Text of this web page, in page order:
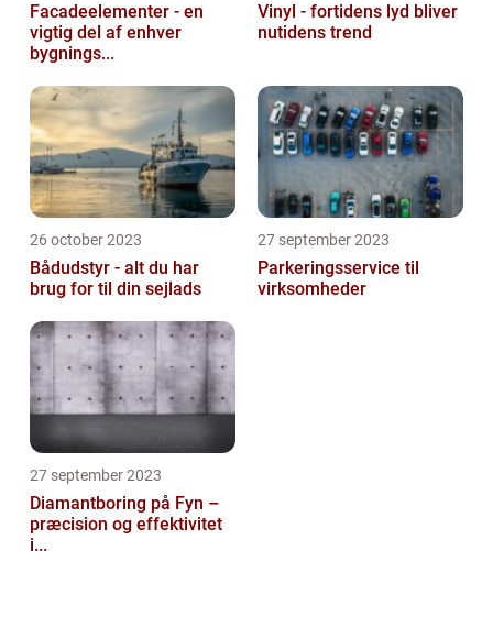
Facadeelementer - en
vigtig del af enhver
bygnings...
Vinyl - fortidens lyd bliver
nutidens trend
26 october 2023
Bådudstyr - alt du har
brug for til din sejlads
27 september 2023
Parkeringsservice til
virksomheder
27 september 2023
Diamantboring på Fyn –
præcision og effektivitet
i...